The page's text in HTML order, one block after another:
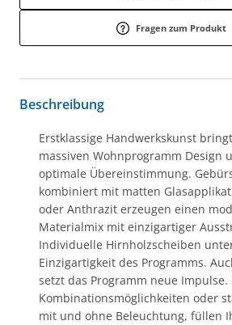
Fragen zum Produkt
Beschreibung
Erstklassige Handwerkskunst
massiven Wohnprogramm Design
optimale Übereinstimmung.
kombiniert mit matten
oder Anthrazit erzeugen einen
Materialmix mit einzigartiger
Individuelle Hirnholzscheiben
Einzigartigkeit des Programms.
setzt das Programm neue
Kombinationsmöglichkeiten oder
mit und ohne Beleuchtung, füllen